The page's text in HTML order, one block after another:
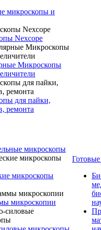
микроскопы и
Nexcope
Микроскопы
для пайки,
ремонта
микроскопы
микроскопы
микроскопии